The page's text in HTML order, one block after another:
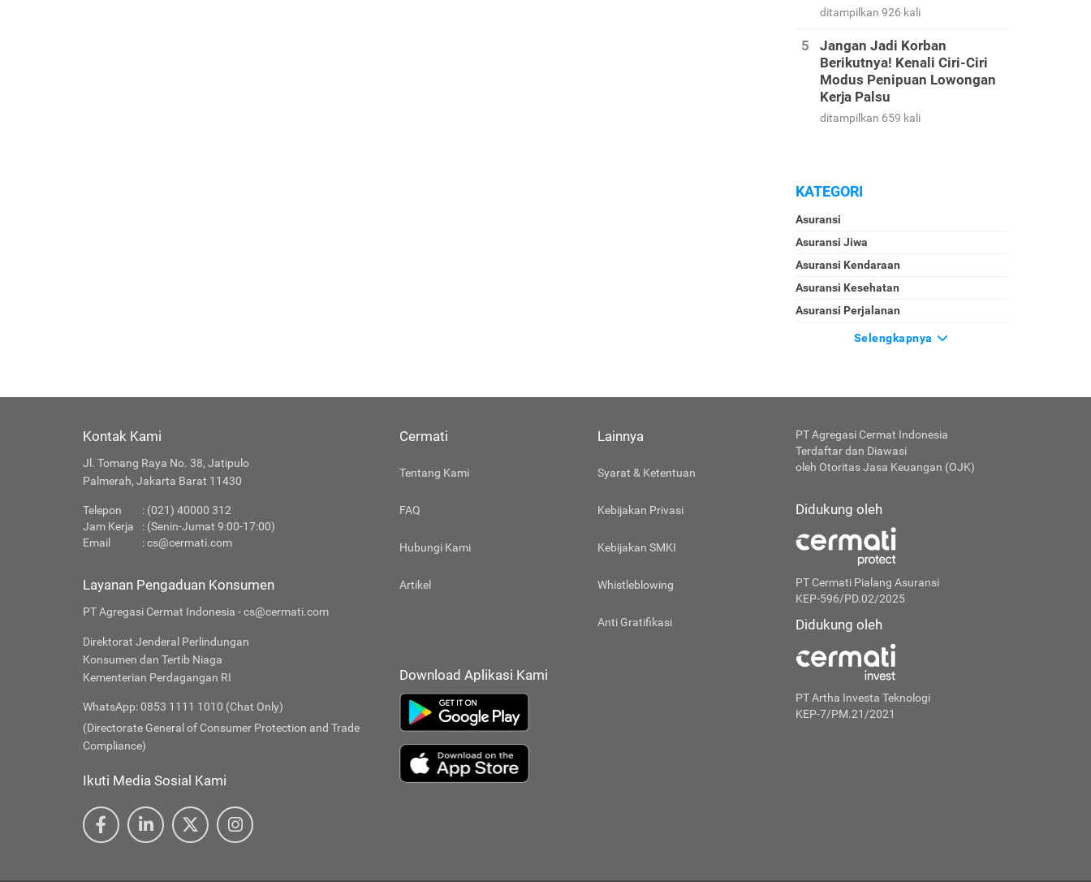
ditampilkan 926 kali
Jangan Jadi Korban
Berikutnya! Kenali Ciri-Ciri
Modus Penipuan Lowongan
Kerja Palsu
ditampilkan 659 kali
KATEGORI
Asuransi
Asuransi Jiwa
Asuransi Kendaraan
Asuransi Kesehatan
Asuransi Perjalanan
Selengkapnya
Kontak Kami
Jl. Tomang Raya No. 38, Jatipulo
Palmerah, Jakarta Barat 11430
Telepon
: (021) 40000 312
Jam Kerja
: (Senin-Jumat 9:00-17:00)
Email
:cs@cermati.com
Layanan Pengaduan Konsumen
PT Agregasi Cermat Indonesia - cs@cermati.com
Direktorat Jenderal Perlindungan
Konsumen dan Tertib Niaga
Kementerian Perdagangan RI
WhatsApp: 0853 1111 1010 (Chat Only)
(Directorate General of Consumer Protection and Trade
Compliance)
Ikuti Media Sosial Kami
Cermati
Tentang Kami
FAQ
Hubungi Kami
Artikel
Lainnya
Syarat & Ketentuan
Kebijakan Privasi
Kebijakan SMKI
Whistleblowing
Anti Gratifikasi
Download Aplikasi Kami
PT Agregasi Cermat Indonesia
Terdaftar dan Diawasi
oleh Otoritas Jasa Keuangan (OJK)
Didukung oleh
PT Cermati Pialang Asuransi
KEP-596/PD.02/2025
Didukung oleh
PT Artha Investa Teknologi
KEP-7/PM.21/2021